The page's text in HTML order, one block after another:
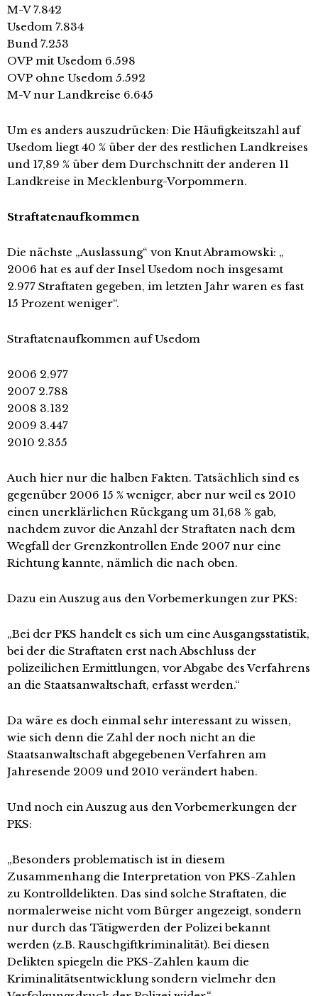
M-V 7.842
Usedom 7.834
Bund 7.253
OVP mit Usedom 6.598
OVP ohne Usedom 5.592
M-V nur Landkreise 6.645
Um es anders auszudrücken: Die Häufigkeitszahl auf
Usedom liegt 40 % über der des restlichen Landkreises
und 17,89 % über dem Durchschnitt der anderen 11
Landkreise in Mecklenburg-Vorpommern.
Straftatenaufkommen
Die nächste „Auslassung“ von Knut Abramowski: „
2006 hat es auf der Insel Usedom noch insgesamt
2.977 Straftaten gegeben, im letzten Jahr waren es fast
15 Prozent weniger“.
Straftatenaufkommen auf Usedom
2006 2.977
2007 2.788
2008 3.132
2009 3.447
2010 2.355
Auch hier nur die halben Fakten. Tatsächlich sind es
gegenüber 2006 15 % weniger, aber nur weil es 2010
einen unerklärlichen Rückgang um 31,68 % gab,
nachdem zuvor die Anzahl der Straftaten nach dem
Wegfall der Grenzkontrollen Ende 2007 nur eine
Richtung kannte, nämlich die nach oben.
Dazu ein Auszug aus den Vorbemerkungen zur PKS:
„Bei der PKS handelt es sich um eine Ausgangsstatistik,
bei der die Straftaten erst nach Abschluss der
polizeilichen Ermittlungen, vor Abgabe des Verfahrens
an die Staatsanwaltschaft, erfasst werden.“
Da wäre es doch einmal sehr interessant zu wissen,
wie sich denn die Zahl der noch nicht an die
Staatsanwaltschaft abgegebenen Verfahren am
Jahresende 2009 und 2010 verändert haben.
Und noch ein Auszug aus den Vorbemerkungen der
PKS:
„Besonders problematisch ist in diesem
Zusammenhang die Interpretation von PKS-Zahlen
zu Kontrolldelikten. Das sind solche Straftaten, die
normalerweise nicht vom Bürger angezeigt, sondern
nur durch das Tätigwerden der Polizei bekannt
werden (z.B. Rauschgiftkriminalität). Bei diesen
Delikten spiegeln die PKS-Zahlen kaum die
Kriminalitätsentwicklung sondern vielmehr den